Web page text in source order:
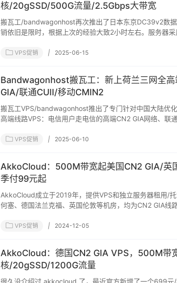
核/20gSSD/500G流量/2.5Gbps大带宽
搬瓦工/bandwagonhost再次推出了日本东京DC39v2数
销依旧是限时，根据上次的经验大致2小时左右。服务器
VPS促销 | 2025-06-15
Bandwagonhost搬瓦工：新上荷兰三网全
GIA/联通CUII/移动CMIN2
搬瓦工VPS/bandwagonhost推出了专门针对中国大陆优
高端线路VPS：电信用户走电信的高端CN2 GIA网络、联
VPS促销 | 2025-06-10
AkkoCloud：500M带宽起美国CN2 GIA/英
季付99元起
AkkoCloud成立于2019年，提供VPS和独立服务器租用/
何塞、德国法兰克福、英国伦敦等机房，均为CN2 GIA线
VPS促销 | 2024-12-05
AkkoCloud：德国CN2 GIA VPS，500M带
核/20gSSD/1200G流量
很久没介绍过 akkocloud 了，最近官方新增了一个699